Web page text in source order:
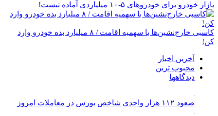
بازار خودرو برای خودروهای ۵-۱۰ میلیاردی آماده نیست!
کاسبی خارج‌نشین‌ها با سهمیه اقامت / ۸ میلیارد بده خودرو وارد
کن!
آخرین اخبار
محبوب ترین
دیدگاهها
صعود ۱۱۲ هزار واحدی شاخص بورس در معاملات امروز